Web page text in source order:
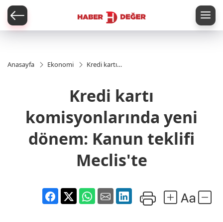
Anasayfa Ekonomi
Kredi kartı
Kanun teklifi
Meclis'te
Kredi kartı
komisyonlarında yeni
dönem: Kanun teklifi
Meclis'te